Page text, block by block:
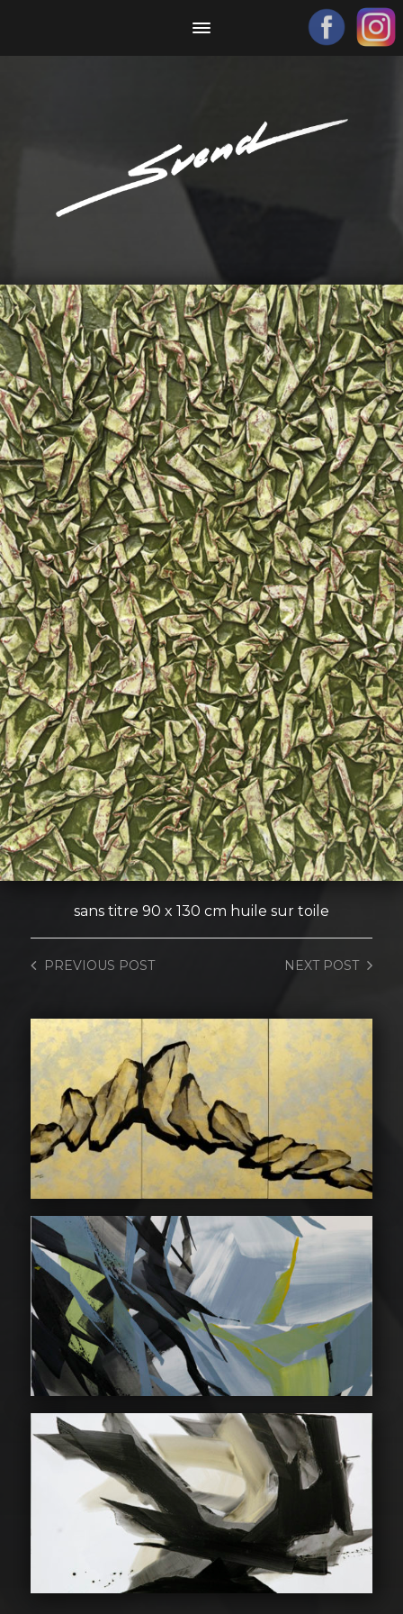
sans titre 90 x 130 cm huile sur toile
NEXTPOST
PREVIOUS POST